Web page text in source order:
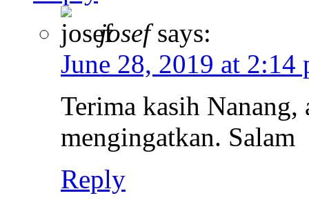
josef says:
June 28, 2019 at 2:14
Terima kasih
mengingatkan. Salam
Reply